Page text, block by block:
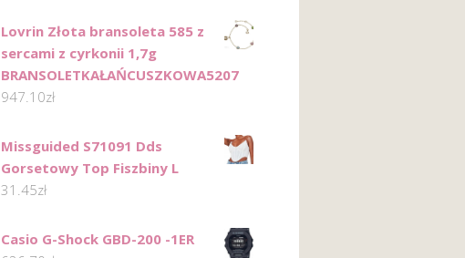
Lovrin Złota bransoleta 585 z
sercami z cyrkonii 1,7g
BRANSOLETKAŁAŃCUSZKOWA5207
947.10zł
Missguided S71091 Dds
Gorsetowy Top Fiszbiny L
31.45zł
Casio G-Shock GBD-200 -1ER